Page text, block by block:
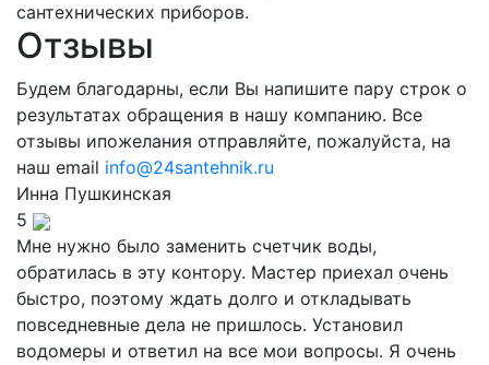
сантехнических приборов.
Отзывы
Будем благодарны, если Вы напишите пару строк о
результатах обращения в нашу компанию. Все
отзывы ипожелания отправляйте, пожалуйста, на
наш email info@24santehnik.ru
Инна Пушкинская
5
Мне нужно было заменить счетчик воды,
обратилась в эту контору. Мастер приехал очень
быстро, поэтому ждать долго и откладывать
повседневные дела не пришлось. Установил
водомеры и ответил на все мои вопросы. Я очень